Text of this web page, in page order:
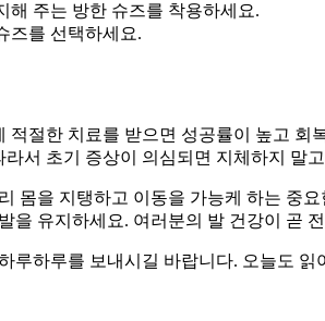
해 주는 방한 슈즈를 착용하세요.
즈를 선택하세요.
적절한 치료를 받으면 성공률이 높고
라서 초기 증상이 의심되면 지체하지 말
몸을 지탱하고 이동을 가능케 하는 중
을 유지하세요. 여러분의 발 건강이 곧
루하루를 보내시길 바랍니다. 오늘도 읽